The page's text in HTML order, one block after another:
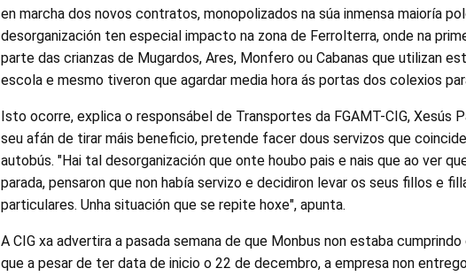
en marcha dos novos contratos, monopolizados na súa inmensa maioría
desorganización ten especial impacto na zona de Ferrolterra, onde na
parte das crianzas de Mugardos, Ares, Monfero ou Cabanas que utilizan
escola e mesmo tiveron que agardar media hora ás portas dos colexios
Isto ocorre, explica o responsábel de Transportes da FGAMT-CIG, Xesús
seu afán de tirar máis beneficio, pretende facer dous servizos que
autobús. "Hai tal desorganización que onte houbo pais e nais que ao ver
parada, pensaron que non había servizo e decidiron levar os seus fillos e
particulares. Unha situación que se repite hoxe", apunta.
A CIG xa advertira a pasada semana de que Monbus non estaba
que a pesar de ter data de inicio o 22 de decembro, a empresa non